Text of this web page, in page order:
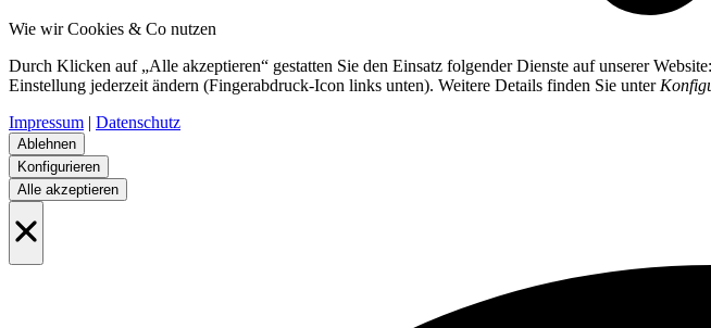
Wie wir Cookies & Co nutzen
Durch Klicken auf „Alle akzeptieren“ gestatten Sie den Einsatz folgender Dienste auf unserer
Einstellung jederzeit ändern (Fingerabdruck-Icon links unten). Weitere Details finden Sie unter
Impressum | Datenschutz
Ablehnen
Konfigurieren
Alle akzeptieren